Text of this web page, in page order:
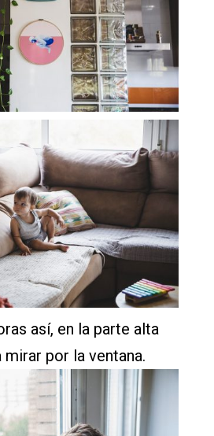
así, en la parte alta
por la ventana.